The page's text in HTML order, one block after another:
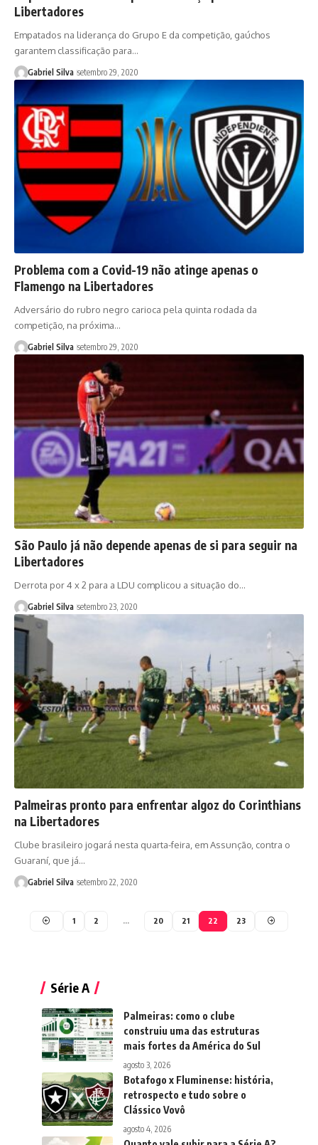
Libertadores
Empatados na liderança do Grupo E da competição, gaúchos
garantem classificação para…
Gabriel Silva setembro 29, 2020
Problema com a Covid-19 não atinge apenas o
Flamengo na Libertadores
Adversário do rubro negro carioca pela quinta rodada da
competição, na próxima…
Gabriel Silva setembro 29, 2020
São Paulo já não depende apenas de si para seguir na
Libertadores
Derrota por 4 x 2 para a LDU complicou a situação do…
Gabriel Silva setembro 23, 2020
Palmeiras pronto para enfrentar algoz do Corinthians
na Libertadores
Clube brasileiro jogará nesta quarta-feira, em Assunção, contra o
Guaraní, que já…
Gabriel Silva setembro 22, 2020
1 2 … 20 21 22 23
Série A
Palmeiras: como o clube
construiu uma das estruturas
mais fortes da América do Sul
agosto 3, 2026
Botafogo x Fluminense: história,
retrospecto e tudo sobre o
Clássico Vovô
agosto 4, 2026